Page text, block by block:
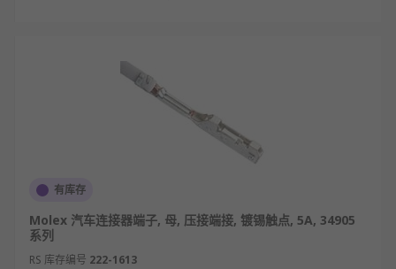
有库存
Molex 汽车连接器端子, 母, 压接端接, 镀锡触点, 5A, 34905
系列
RS 库存编号 222-1613